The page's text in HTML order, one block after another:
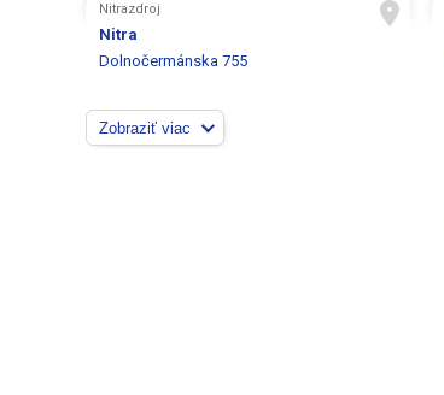
Nitrazdroj
Nitra
Dolnočermánska 755
Zobraziť viac